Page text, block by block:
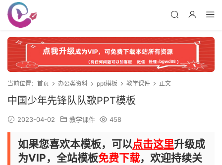
当前位置： 首页 办公类资料 ppt模板 教学课件 正文
中国少年先锋队队歌PPT模板
2023-04-02 教学课件 458
如果您喜欢本模板，可以点击这里升级成
为VIP，全站模板免费下载，欢迎持续关